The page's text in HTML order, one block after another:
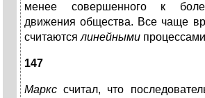
менее совершенного к
движения общества. Все чаще
считаются линейными
147
Маркссчитал, что